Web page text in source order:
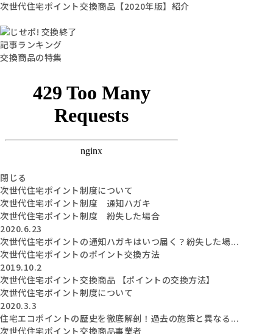
次世代住宅ポイント交換商品【2020年版】紹介
記事ランキング
交換商品の特集
閉じる
次世代住宅ポイント制度について
次世代住宅ポイント制度 通知ハガキ
次世代住宅ポイント制度 紛失した場合
2020.6.23
次世代住宅ポイントの通知ハガキはいつ届く？紛失した場...
次世代住宅ポイントのポイント交換方法
2019.10.2
次世代住宅ポイント交換商品 【ポイントの交換方法】
次世代住宅ポイント制度について
2020.3.3
住宅エコポイントの歴史を徹底解剖！過去の施策と異なる...
次世代住宅ポイント交換商品事業者